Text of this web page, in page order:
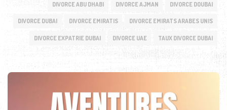
DIVORCE ABU DHABI DIVORCE AJMAN DIVORCE DOUBAI
DIVORCE DUBAI DIVORCE EMIRATIS DIVORCE EMIRATS ARABES UNIS
DIVORCE EXPATRIE DUBAI DIVORCE UAE TAUX DIVORCE DUBAI